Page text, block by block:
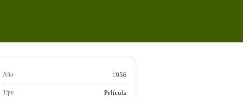
Año 1956
Tipo Película